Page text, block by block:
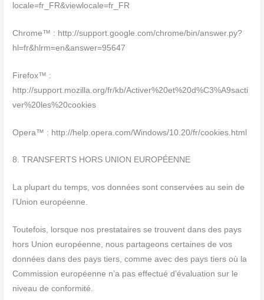
locale=fr_FR&viewlocale=fr_FR
Chrome™ : http://support.google.com/chrome/bin/answer.py?
hl=fr&hlrm=en&answer=95647
Firefox™ :
http://support.mozilla.org/fr/kb/Activer%20et%20d%C3%A9sacti
ver%20les%20cookies
Opera™ : http://help.opera.com/Windows/10.20/fr/cookies.html
8. TRANSFERTS HORS UNION EUROPÉENNE
La plupart du temps, vos données sont conservées au sein de
l’Union européenne.
Toutefois, lorsque nos prestataires se trouvent dans des pays
hors Union européenne, nous partageons certaines de vos
données dans des pays tiers, comme avec des pays tiers où la
Commission européenne n’a pas effectué d’évaluation sur le
niveau de conformité.